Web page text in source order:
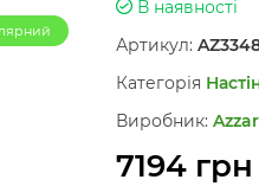
В наявності
Артикул:
Категорія
Виробник:
7194 грн